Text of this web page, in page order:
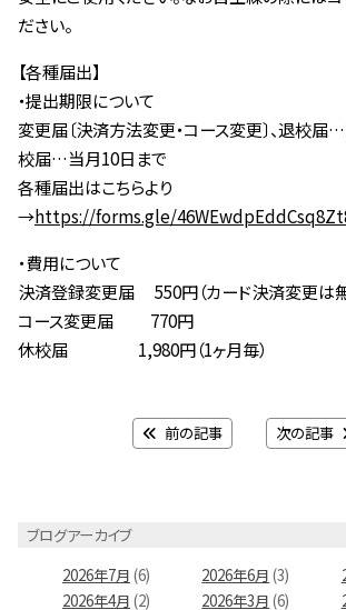
ださい。
【各種届出】
・提出期限について
変更届〔決済方法変更・コース変更〕、退校届
校届…当月10日まで
各種届出はこちらより
→https://forms.gle/
・費用について
決済登録変更届 550円（カード決済変更は無
コース変更届 770円
休校届 1,980円（1ヶ月毎）
前の記事 次の記事
ブログアーカイブ
2026年7月 (6) 2026年6月 (3)
2026年4月 (2) 2026年3月 (6)